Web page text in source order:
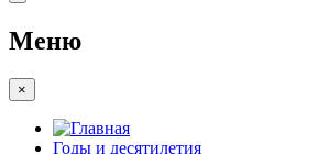
Меню
×
Годы и десятилетия